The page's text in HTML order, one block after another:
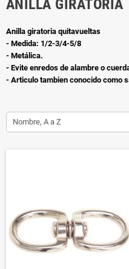
ANILLA GIRATORIA
Anilla giratoria quitavueltas
- Medida: 1/2-3/4-5/8
- Metálica.
- Evite enredos de alambre o
- Articulo tambien conocido como
Nombre, A a Z